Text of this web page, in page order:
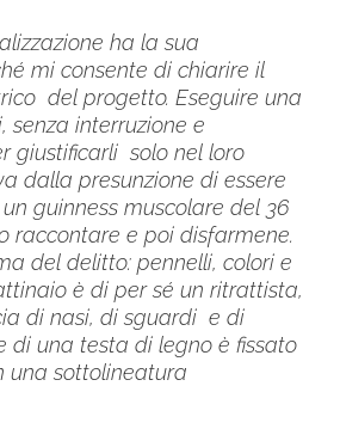
ha la sua
é mi consente di chiarire il
del progetto. Eseguire una
interruzione e
giustificarli solo nel loro
dalla presunzione di essere
guinness muscolare del 36
raccontare e poi disfarmene.
del delitto: pennelli, colori e
è di per sé un ritrattista,
di nasi, di sguardi e di
di una testa di legno è fissato
una sottolineatura